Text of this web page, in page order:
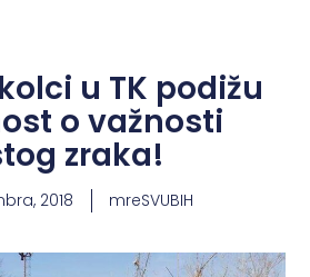
u TK podižu
o važnosti
zraka!
2018 mreSVUBIH